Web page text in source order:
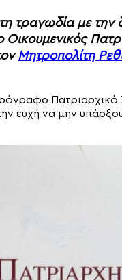
τραγωδία με την
Μητροπολίτη
Πατριαρχικό
ευχή να μην